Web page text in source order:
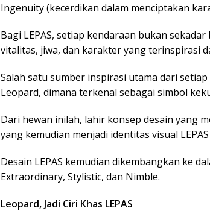
Ingenuity (kecerdikan dalam menciptakan
Bagi LEPAS, setiap kendaraan bukan
vitalitas, jiwa, dan karakter yang terinspirasi
Salah satu sumber inspirasi utama dari
Leopard, dimana terkenal sebagai simbol
Dari hewan inilah, lahir konsep desain yang
yang kemudian menjadi identitas visual
Desain LEPAS kemudian dikembangkan ke
Extraordinary, Stylistic, dan Nimble.
Leopard, Jadi Ciri Khas LEPAS